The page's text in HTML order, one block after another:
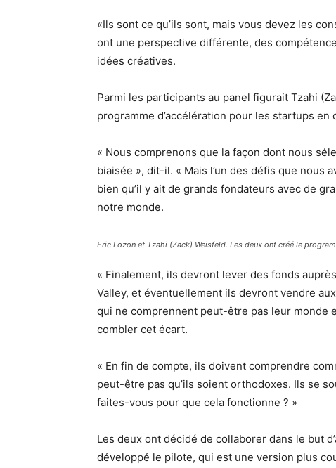
«Ils sont ce qu’ils sont, mais vous devez les
ont une perspective différente, des
idées créatives.
Parmi les participants au panel figurait Tzahi
programme d’accélération pour les startups en
« Nous comprenons que la façon dont nous
biaisée », dit-il. « Mais l’un des défis que nous
bien qu’il y ait de grands fondateurs avec de
notre monde.
Eric Lozon et Tzahi (Zack) Weisfeld. Les deux ont créé le
« Finalement, ils devront lever des fonds
Valley, et éventuellement ils devront vendre
qui ne comprennent peut-être pas leur monde
combler cet écart.
« En fin de compte, ils doivent comprendre
peut-être pas qu’ils soient orthodoxes. Ils se
faites-vous pour que cela fonctionne ? »
Les deux ont décidé de collaborer dans le but
développé le pilote, qui est une version plus